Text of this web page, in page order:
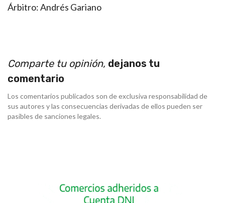
Árbitro: Andrés Gariano
Comparte tu opinión, dejanos tu
comentario
Los comentarios publicados son de exclusiva responsabilidad de
sus autores y las consecuencias derivadas de ellos pueden ser
pasibles de sanciones legales.